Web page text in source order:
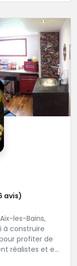
avis)
les-Bains,
à construire
profiter de
réalistes et en